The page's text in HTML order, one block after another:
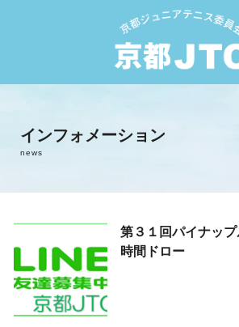
役員一覧
大会会場案内
過去の入賞者
インフォメーション
news
第３１回パイナッ
時間ドロー